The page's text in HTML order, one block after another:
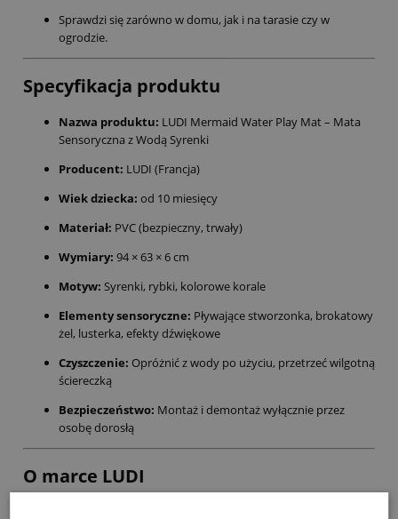
Sprawdzi się zarówno w domu, jak i na tarasie czy w
ogrodzie.
Specyfikacja produktu
Nazwa produktu: LUDI Mermaid Water Play Mat – Mata
Sensoryczna z Wodą Syrenki
Producent: LUDI (Francja)
Wiek dziecka: od 10 miesięcy
Materiał: PVC (bezpieczny, trwały)
Wymiary: 94 × 63 × 6 cm
Motyw: Syrenki, rybki, kolorowe korale
Elementy sensoryczne: Pływające stworzonka, brokatowy
żel, lusterka, efekty dźwiękowe
Czyszczenie: Opróżnić z wody po użyciu, przetrzeć wilgotną
ściereczką
Bezpieczeństwo: Montaż i demontaż wyłącznie przez
osobę dorosłą
O marce LUDI